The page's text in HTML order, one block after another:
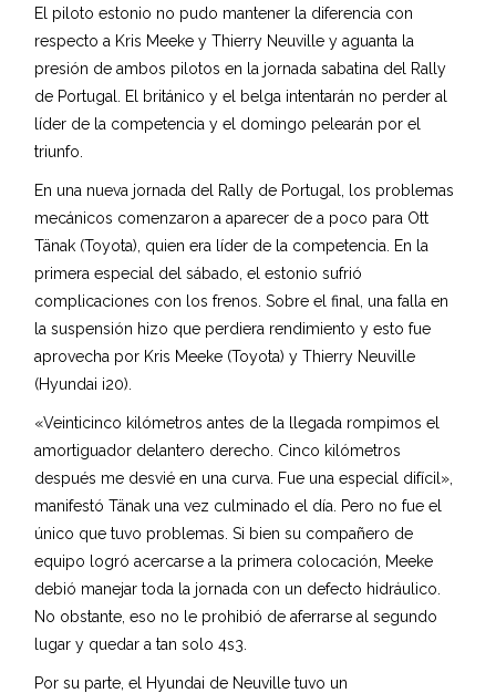
El piloto estonio no pudo mantener la diferencia con
respecto a Kris Meeke y Thierry Neuville y aguanta la
presión de ambos pilotos en la jornada sabatina del Rally
de Portugal. El británico y el belga intentarán no perder al
líder de la competencia y el domingo pelearán por el
triunfo.
En una nueva jornada del Rally de Portugal, los problemas
mecánicos comenzaron a aparecer de a poco para Ott
Tänak (Toyota), quien era líder de la competencia. En la
primera especial del sábado, el estonio sufrió
complicaciones con los frenos. Sobre el final, una falla en
la suspensión hizo que perdiera rendimiento y esto fue
aprovecha por Kris Meeke (Toyota) y Thierry Neuville
(Hyundai i20).
«Veinticinco kilómetros antes de la llegada rompimos el
amortiguador delantero derecho. Cinco kilómetros
después me desvié en una curva. Fue una especial difícil»,
manifestó Tänak una vez culminado el día. Pero no fue el
único que tuvo problemas. Si bien su compañero de
equipo logró acercarse a la primera colocación, Meeke
debió manejar toda la jornada con un defecto hidráulico.
No obstante, eso no le prohibió de aferrarse al segundo
lugar y quedar a tan solo 4s3.
Por su parte, el Hyundai de Neuville tuvo un